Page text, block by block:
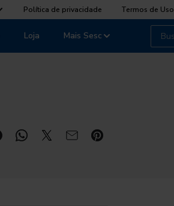
Política de privacidade Termos de Uso
Loja Mais Sesc